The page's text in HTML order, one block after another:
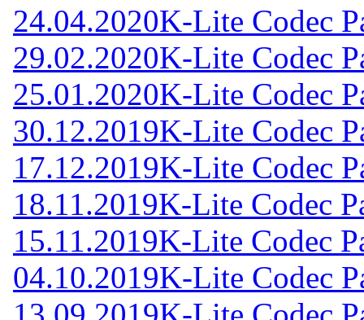
24.04.2020K-Lite Codec
29.02.2020K-Lite Codec
25.01.2020K-Lite Codec
30.12.2019K-Lite Codec
17.12.2019K-Lite Codec
18.11.2019K-Lite Codec
15.11.2019K-Lite Codec
04.10.2019K-Lite Codec